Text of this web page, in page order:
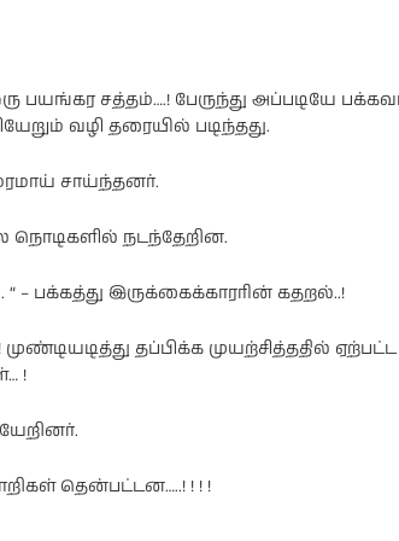
பயங்கர சத்தம்….! பேருந்து அப்படியே
வழி தரையில் படிந்தது.
சாய்ந்தனர்.
நொடிகளில் நடந்தேறின.
“ – பக்கத்து இருக்கைக்காரரின் கதறல்..!
தப்பிக்க முயற்சித்ததில் ஏற்பட்ட
!
தென்பட்டன…..! ! ! !